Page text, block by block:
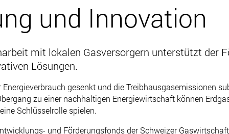
und Innovation
mit lokalen Gasversorgern unterstützt der
Lösungen.
Energieverbrauch gesenkt und die Treibhausgasemissionen
zu einer nachhaltigen Energiewirtschaft können
Schlüsselrolle spielen.
und Förderungsfonds der Schweizer